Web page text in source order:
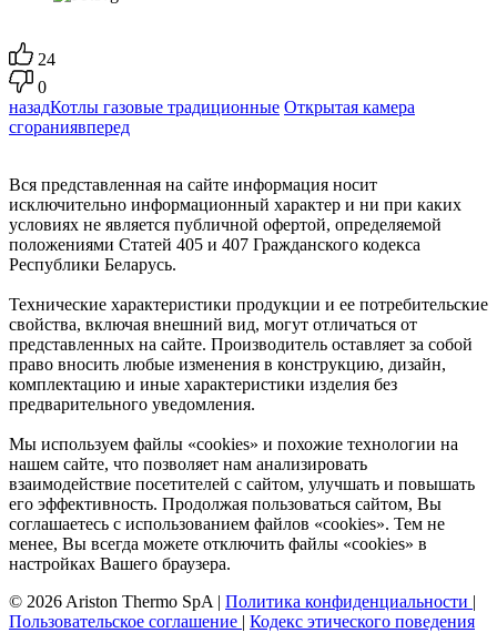
24
0
назадКотлы газовые традиционные Открытая камера
сгораниявперед
Вся представленная на сайте информация носит
исключительно информационный характер и ни при каких
условиях не является публичной офертой, определяемой
положениями Статей 405 и 407 Гражданского кодекса
Республики Беларусь.
Технические характеристики продукции и ее потребительские
свойства, включая внешний вид, могут отличаться от
представленных на сайте. Производитель оставляет за собой
право вносить любые изменения в конструкцию, дизайн,
комплектацию и иные характеристики изделия без
предварительного уведомления.
Мы используем файлы «cookies» и похожие технологии на
нашем сайте, что позволяет нам анализировать
взаимодействие посетителей с сайтом, улучшать и повышать
его эффективность. Продолжая пользоваться сайтом, Вы
соглашаетесь с использованием файлов «cookies». Тем не
менее, Вы всегда можете отключить файлы «cookies» в
настройках Вашего браузера.
© 2026 Ariston Thermo SpA | Политика конфиденциальности |
Пользовательское соглашение | Кодекс этического поведения